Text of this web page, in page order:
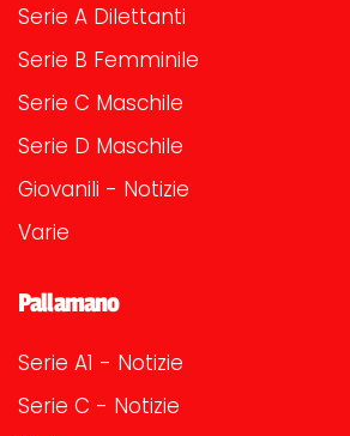
Serie A Dilettanti
Serie B Femminile
Serie C Maschile
Serie D Maschile
Giovanili - Notizie
Varie
Pallamano
Serie A1 - Notizie
Serie C - Notizie